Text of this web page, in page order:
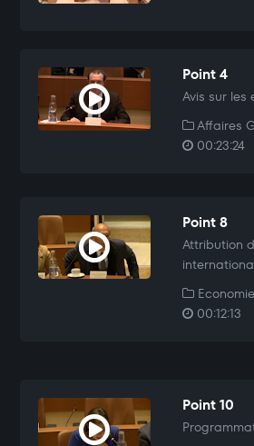
Point 4
Avis sur les
Affaires
00:23:24
Point 8
Attribution
00:12:13
Point 10